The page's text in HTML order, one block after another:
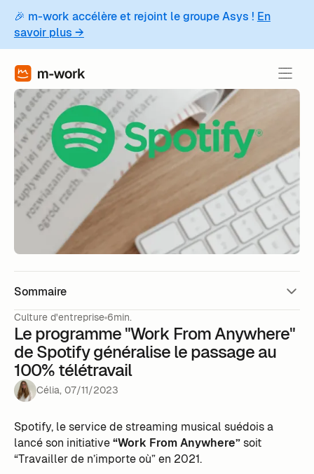
🎉 m-work accélère et rejoint le groupe Asys ! En
savoir plus →
Sommaire
Culture d'entreprise 6min.
Le programme "Work From Anywhere"
de Spotify généralise le passage au
100% télétravail
Célia, 07/11/2023
Spotify, le service de streaming musical suédois a
lancé son initiative“Work From Anywhere”soit
“Travailler de n’importe où” en 2021.